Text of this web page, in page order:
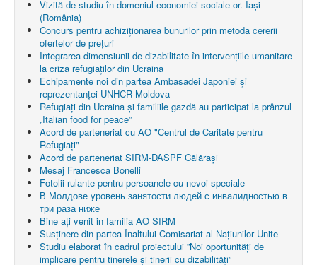
Vizită de studiu în domeniul economiei sociale or. Iași
(România)
Concurs pentru achiziționarea bunurilor prin metoda cererii
ofertelor de prețuri
Integrarea dimensiunii de dizabilitate în intervențiile umanitare
la criza refugiaților din Ucraina
Echipamente noi din partea Ambasadei Japoniei și
reprezentanței UNHCR-Moldova
Refugiați din Ucraina și familiile gazdă au participat la prânzul
„Italian food for peace”
Acord de parteneriat cu AO "Centrul de Caritate pentru
Refugiaţi"
Acord de parteneriat SIRM-DASPF Călărași
Mesaj Francesca Bonelli
Fotolii rulante pentru persoanele cu nevoi speciale
В Молдове уровень занятости людей с инвалидностью в
три раза ниже
Bine ați venit in familia AO SIRM
Susținere din partea Înaltului Comisariat al Națiunilor Unite
Studiu elaborat în cadrul proiectului ”Noi oportunități de
implicare pentru tinerele și tinerii cu dizabilități”